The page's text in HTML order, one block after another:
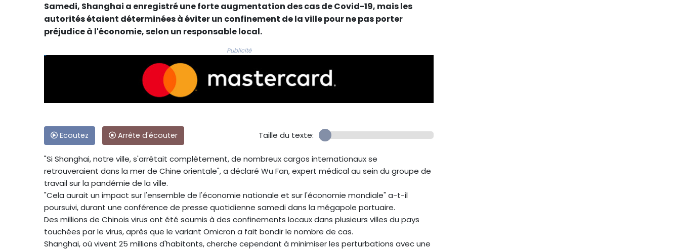
Samedi, Shanghai a enregistré une forte augmentation des cas de Covid-19, mais les
autorités étaient déterminées à éviter un confinement de la ville pour ne pas porter
préjudice à l'économie, selon un responsable local.
Publicité
Ecoutez Arrête d'écouter Taille du texte:
"Si Shanghai, notre ville, s'arrêtait complètement, de nombreux cargos internationaux se
retrouveraient dans la mer de Chine orientale", a déclaré Wu Fan, expert médical au sein du groupe de
travail sur la pandémie de la ville.
"Cela aurait un impact sur l'ensemble de l'économie nationale et sur l'économie mondiale" a-t-il
poursuivi, durant une conférence de presse quotidienne samedi dans la mégapole portuaire.
Des millions de Chinois virus ont été soumis à des confinements locaux dans plusieurs villes du pays
touchées par le virus, après que le variant Omicron a fait bondir le nombre de cas.
Shanghai, où vivent 25 millions d'habitants, cherche cependant à minimiser les perturbations avec une